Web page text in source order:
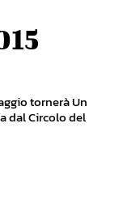
tornerà Un
dal Circolo del